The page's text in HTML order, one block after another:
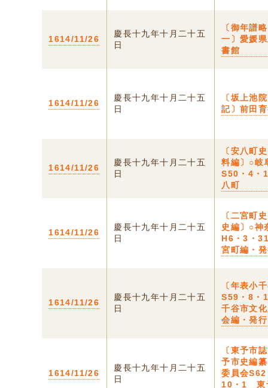
1614/11/26
慶長十九年十月二十五
日
〔御年
一〕愛媛
書館
1614/11/26
慶長十九年十月二十五
日
〔坂上池
記〕前田
1614/11/26
慶長十九年十月二十五
日
〔安八町
料編〕○岐
S50・4
八町
1614/11/26
慶長十九年十月二十五
日
〔二宮町
史編〕○神
H6・3・
宮町編・
1614/11/26
慶長十九年十月二十五
日
〔年表小
S59・8
千谷市文
会編・発行
1614/11/26
慶長十九年十月二十五
日
〔東予市
予市史編
委員会S62
10・1 東